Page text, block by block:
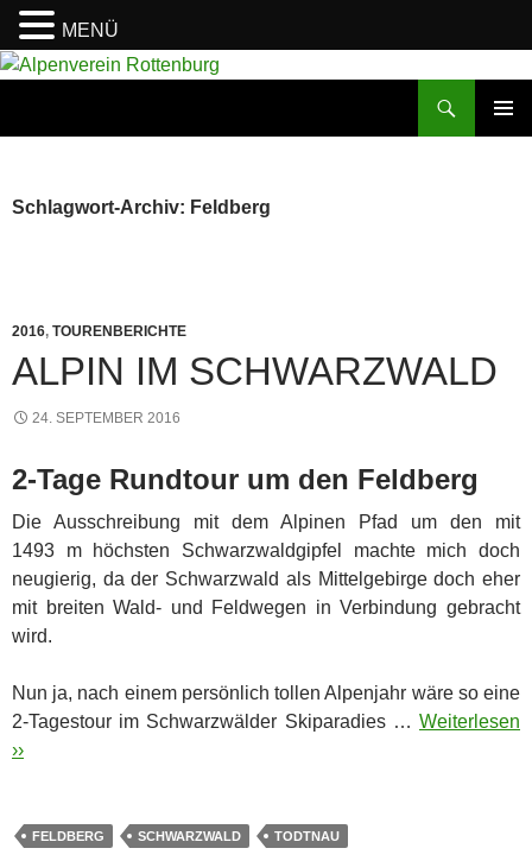
Zum
Schlagwort-Archiv: Feldberg
2016, TOURENBERICHTE
ALPIN IM SCHWARZWALD
24. SEPTEMBER 2016
2-Tage Rundtour um den Feldberg
Die Ausschreibung mit dem Alpinen Pfad um den mit
1493 m höchsten Schwarzwaldgipfel machte mich doch
neugierig, da der Schwarzwald als Mittelgebirge doch eher
mit breiten Wald- und Feldwegen in Verbindung gebracht
wird.
Nun ja, nach einem persönlich tollen Alpenjahr wäre so eine
2-Tagestour im Schwarzwälder Skiparadies … Weiterlesen
››
FELDBERG SCHWARZWALD TODTNAU
MENÜ